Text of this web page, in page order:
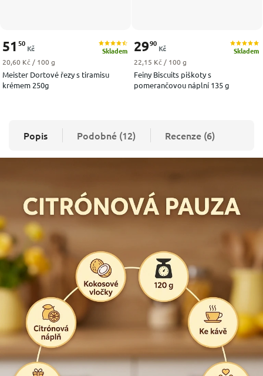
Meister Dortové řezy s tiramisu
krémem 250g
Skladem
51 50
Kč
Měrná cena:
20,60 Kč / 100 g
Feiny Biscuits piškoty s
pomerančovou náplní 135 g
Skladem
2990
Kč
Měrná cena:
22,15 Kč / 100 g
Popis Podobné (12) Recenze (6)